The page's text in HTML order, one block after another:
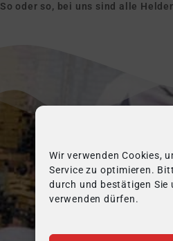
Wir verwenden Cookies,
Service zu optimieren.
durch und bestätigen Sie
verwenden dürfen.
So oder so, bei uns sind alle
Mitglied –